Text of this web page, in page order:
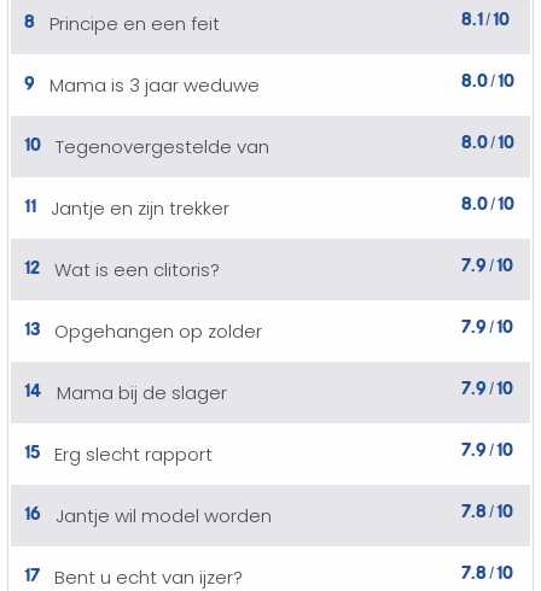
8 Principe en een feit 8.1/10
9 Mama is 3 jaar weduwe 8.0/10
10 Tegenovergestelde van 8.0/10
11 Jantje en zijn trekker 8.0/10
12 Wat is een clitoris? 7.9 /10
13 Opgehangen op zolder 7.9 /10
14 Mama bij de slager 7.9 /10
15 Erg slecht rapport 7.9 /10
16 Jantje wil model worden 7.8 /10
17 Bent u echt van ijzer? 7.8/10